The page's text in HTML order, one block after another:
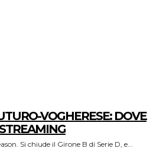
VOGHERESE: DOVE
Si chiude il Girone B di Serie D, e...